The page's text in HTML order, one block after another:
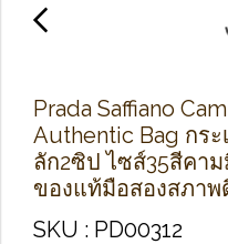
Prada Saffiano
Authentic Bag กร
ลัก2ซิป ไซส์35สีคา
ของแท้มือสองสภาพ
SKU : PD00312